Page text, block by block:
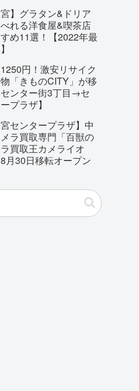
宮】グラタン&ドリア
れる洋食屋&喫茶店
め11選！【2022年最
円！激安リサイク
「きものCITY」が移
ンター街3丁目→セ
プラザ】
宮センタープラザ】中
ラ買取専門「百獣の
買取王カメライオ
月30日移転オープン